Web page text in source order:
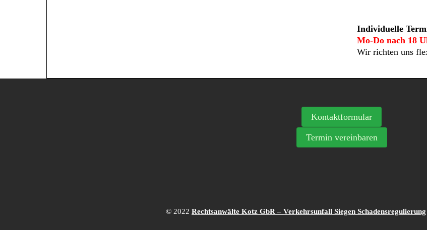
Individuelle
Mo-Do nach 18
Wir richten uns
Kontaktformular
Termin vereinbaren
© 2022 Rechtsanwälte Kotz GbR – Verkehrsunfall Siegen Schadensregulierung